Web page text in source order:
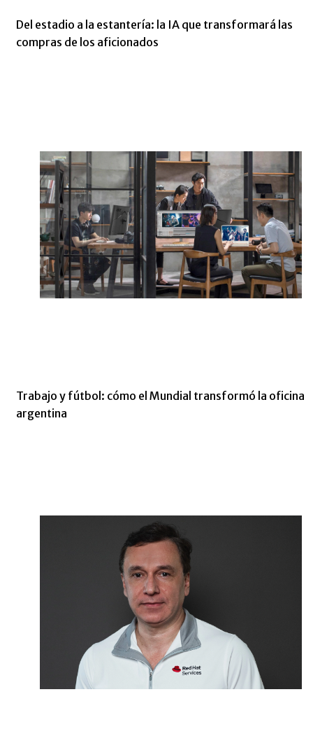
Del estadio a la estantería: la IA que transformará las
compras de los aficionados
Trabajo y fútbol: cómo el Mundial transformó la oficina
argentina